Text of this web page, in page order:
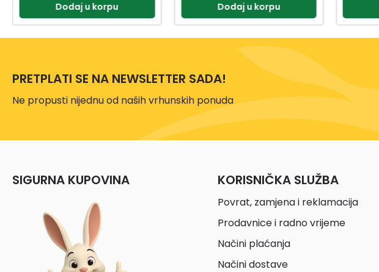
Dodaj u korpu Dodaj u korpu
PRETPLATI SE NA NEWSLETTER SADA!
Ne propusti nijednu od naših vrhunskih ponuda
SIGURNA KUPOVINA KORISNIČKA SLUŽBA
Povrat, zamjena i reklamacija
Prodavnice i radno vrijeme
Načini plaćanja
Načini dostave